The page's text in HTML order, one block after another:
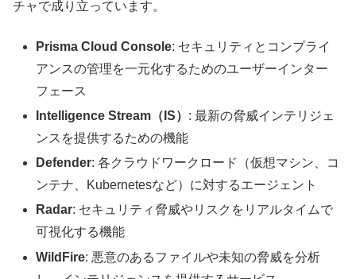
チャで成り立っています。
Prisma Cloud Console: セキュリティとコンプライ
アンスの管理を一元化するためのユーザーインター
フェース
Intelligence Stream（IS） : 最新の脅威インテリジェ
ンスを提供するための機能
Defender: 各クラウドワークロード（仮想マシン、コ
ンテナ、Kubernetesなど）に対するエージェント
Radar: セキュリティ脅威やリスクをリアルタイムで
可視化する機能
WildFire: 悪意のあるファイルや未知の脅威を分析